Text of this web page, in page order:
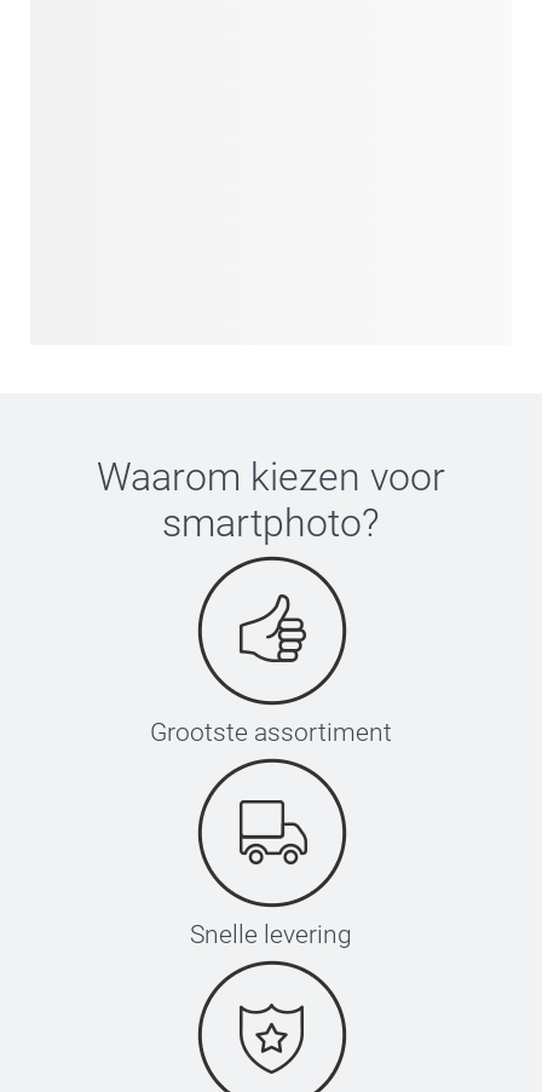
Waarom kiezen voor
smartphoto?
Grootste assortiment
Snelle levering